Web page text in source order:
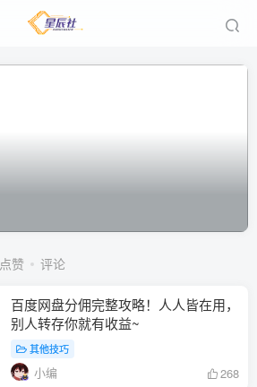
点赞 评论
百度网盘分佣完整攻略！人人皆在用，
别人转存你就有收益~
其他技巧
小编 268